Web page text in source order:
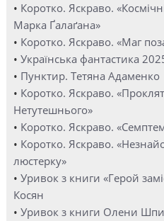
• Коротко. Яскраво.
Марка Ґалаґана»
• Коротко. Яскраво. «Маг
• Українська фантастика
• Пунктир. Тетяна Адаменко
• Коротко. Яскраво.
Нетутешнього»
• Коротко. Яскраво.
• Коротко. Яскраво.
люстерку»
• Уривок з книги «Герой
Косян
• Уривок з книги Олени